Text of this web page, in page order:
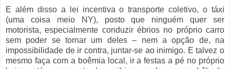
E além disso a lei incentiva o transporte coletivo, o táxi
(uma coisa meio NY), posto que ninguém quer ser
motorista, especialmente conduzir ébrios no próprio carro
sem poder se tornar um deles – nem a opção de, na
impossibilidade de ir contra, juntar-se ao inimigo. E talvez o
mesmo faça com a boêmia local, ir a festas a pé no próprio